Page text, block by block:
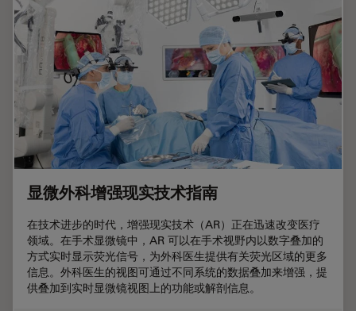
显微外科增强现实技术指南
在技术进步的时代，增强现实技术（AR）正在迅速改变医疗
领域。在手术显微镜中，AR 可以在手术视野内以数字叠加的
方式实时显示荧光信号，为外科医生提供有关荧光区域的更多
信息。外科医生的视图可通过不同系统的数据叠加来增强，提
供叠加到实时显微镜视图上的功能或解剖信息。